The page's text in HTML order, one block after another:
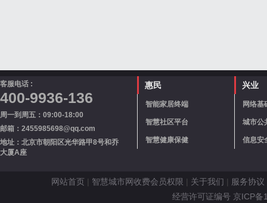
客服电话 :
400-9936-136
周一到周五：09:00-18:00
邮箱：2455985698@qq.com
地址：北京市朝阳区光华路甲8号和乔
大厦A座
惠民
智能家居终端
智慧社区平台
智慧健康保健
兴业
网络基
城市公
信息安
网站首页 | 智慧城市网收费会员权限 | 关于我们 | 服务协议
经营许可证编号 京ICP